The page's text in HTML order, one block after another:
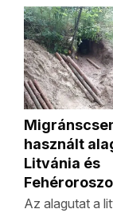
használt
Litvánia és
Az alagutat a